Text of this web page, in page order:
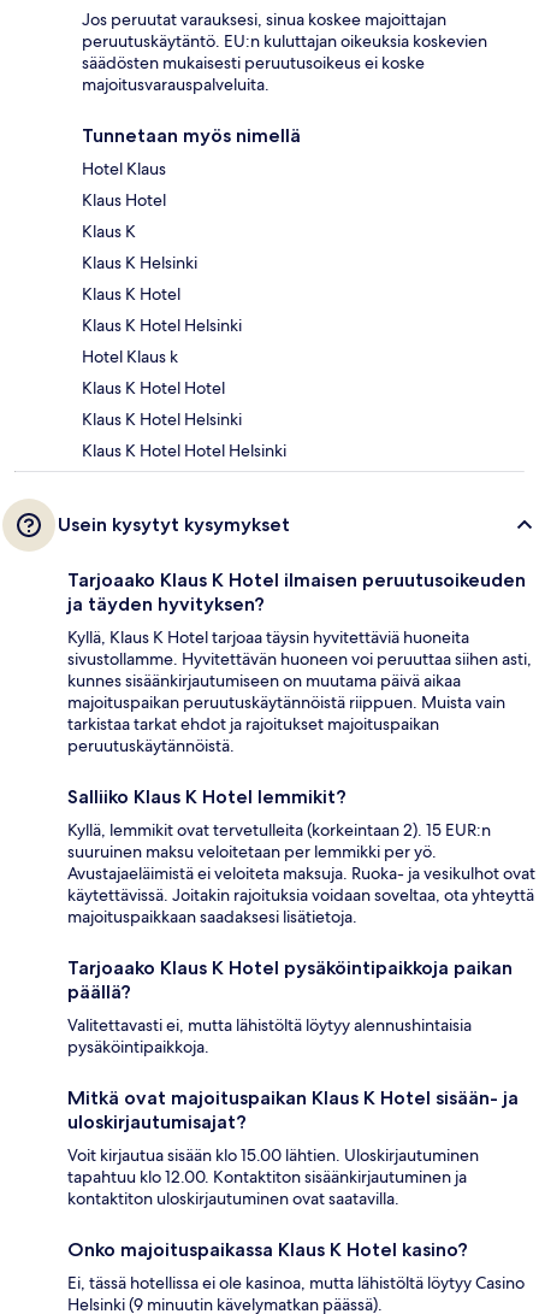
Jos peruutat varauksesi, sinua koskee majoittajan
peruutuskäytäntö. EU:n kuluttajan oikeuksia koskevien
säädösten mukaisesti peruutusoikeus ei koske
majoitusvarauspalveluita.
Tunnetaan myös nimellä
Hotel Klaus
Klaus Hotel
Klaus K
Klaus K Helsinki
Klaus K Hotel
Klaus K Hotel Helsinki
Hotel Klaus k
Klaus K Hotel Hotel
Klaus K Hotel Helsinki
Klaus K Hotel Hotel Helsinki
Usein kysytyt kysymykset
Tarjoaako Klaus K Hotel ilmaisen peruutusoikeuden
ja täyden hyvityksen?
Kyllä, Klaus K Hotel tarjoaa täysin hyvitettäviä huoneita
sivustollamme. Hyvitettävän huoneen voi peruuttaa siihen asti,
kunnes sisäänkirjautumiseen on muutama päivä aikaa
majoituspaikan peruutuskäytännöistä riippuen. Muista vain
tarkistaa tarkat ehdot ja rajoitukset majoituspaikan
peruutuskäytännöistä.
Salliiko Klaus K Hotel lemmikit?
Kyllä, lemmikit ovat tervetulleita (korkeintaan 2). 15 EUR:n
suuruinen maksu veloitetaan per lemmikki per yö.
Avustajaeläimistä ei veloiteta maksuja. Ruoka- ja vesikulhot ovat
käytettävissä. Joitakin rajoituksia voidaan soveltaa, ota yhteyttä
majoituspaikkaan saadaksesi lisätietoja.
Tarjoaako Klaus K Hotel pysäköintipaikkoja paikan
päällä?
Valitettavasti ei, mutta lähistöltä löytyy alennushintaisia
pysäköintipaikkoja.
Mitkä ovat majoituspaikan Klaus K Hotel sisään- ja
uloskirjautumisajat?
Voit kirjautua sisään klo 15.00 lähtien. Uloskirjautuminen
tapahtuu klo 12.00. Kontaktiton sisäänkirjautuminen ja
kontaktiton uloskirjautuminen ovat saatavilla.
Onko majoituspaikassa Klaus K Hotel kasino?
Ei, tässä hotellissa ei ole kasinoa, mutta lähistöltä löytyy Casino
Helsinki (9 minuutin kävelymatkan päässä).